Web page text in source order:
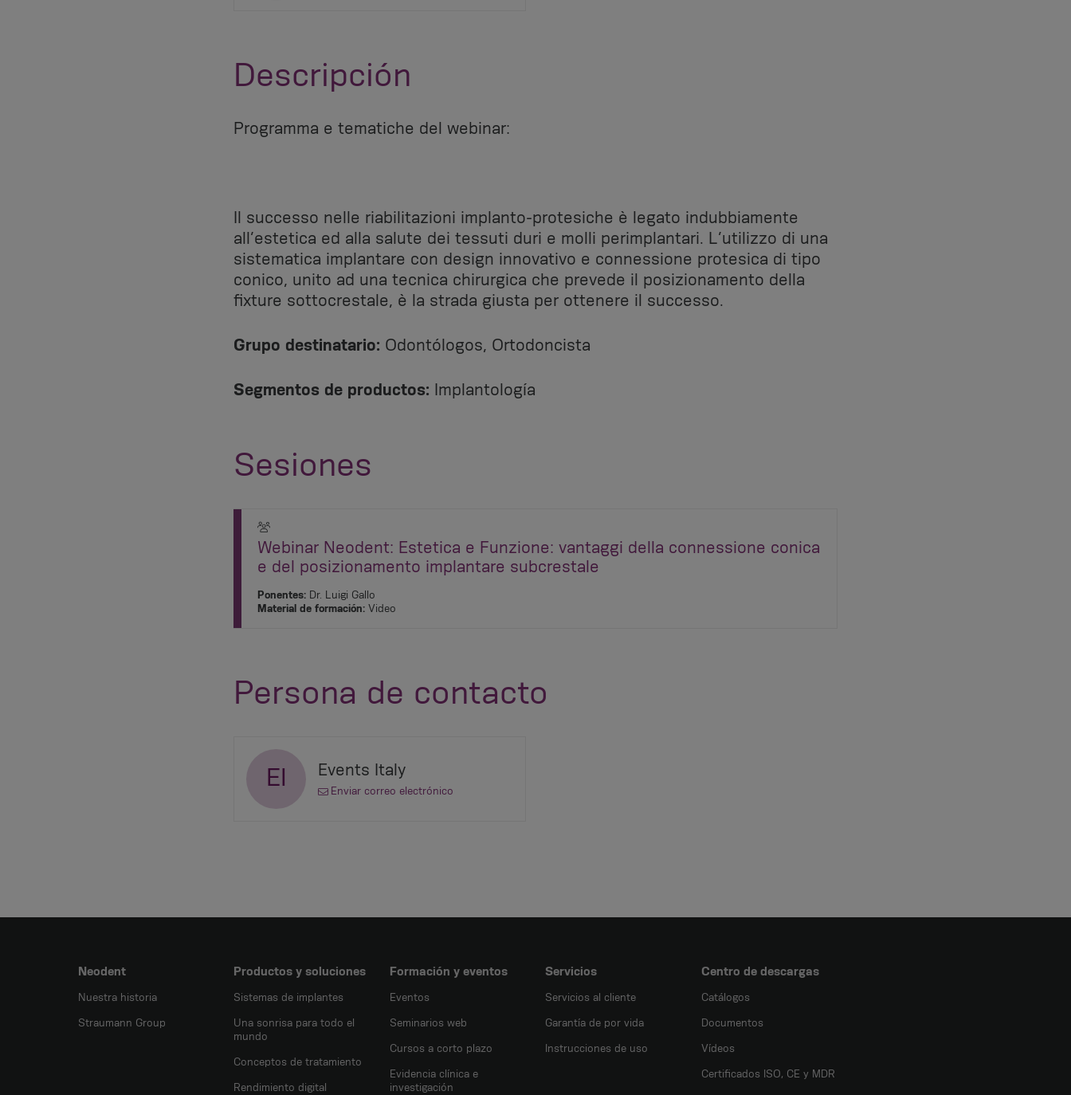
Descripción
Programma e tematiche del webinar:
Il successo nelle riabilitazioni implanto-protesiche è legato indubbiamente
all’estetica ed alla salute dei tessuti duri e molli perimplantari. L’utilizzo di una
sistematica implantare con design innovativo e connessione protesica di tipo
conico, unito ad una tecnica chirurgica che prevede il posizionamento della
fixture sottocrestale, è la strada giusta per ottenere il successo.
Grupo destinatario: Odontólogos, Ortodoncista
Segmentos de productos: Implantología
Sesiones
Webinar Neodent: Estetica e Funzione: vantaggi della connessione conica
e del posizionamento implantare subcrestale
Ponentes: Dr. Luigi Gallo
Material de formación: Video
Persona de contacto
EI Events Italy
Enviar correo electrónico
Neodent
Nuestra historia
Straumann Group
Productos y soluciones
Sistemas de implantes
Una sonrisa para todo el
mundo
Conceptos de tratamiento
Rendimiento digital
Formación y eventos
Eventos
Seminarios web
Cursos a corto plazo
Evidencia clínica e
investigación
Servicios
Servicios al cliente
Garantía de por vida
Instrucciones de uso
Centro de descargas
Catálogos
Documentos
Vídeos
Certificados ISO, CE y MDR